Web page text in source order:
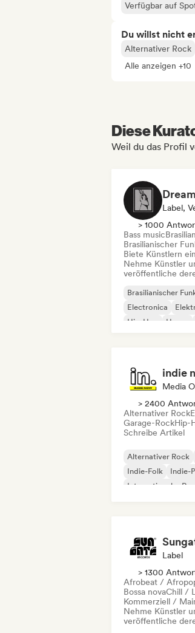
Verfügbar auf
Du willst nicht
Alternativer Rock
Alle anzeigen +10
Diese
Weil du das Profil
Label,
> 1000
Bass music
Brasilianischer
Biete Künstlern
Nehme Künstler
veröffentliche
Brasilianischer
Electronica
Hip-Hop
House
indie
Media
> 2400
Alternativer Rock
Garage-RockHip-
Schreibe Artikel
Alternativer Rock
Indie-Folk
Indie-
Internationaler Rap
Label
> 1300
Afrobeat /
Bossa novaChill /
Kommerziell /
Nehme Künstler
veröffentliche